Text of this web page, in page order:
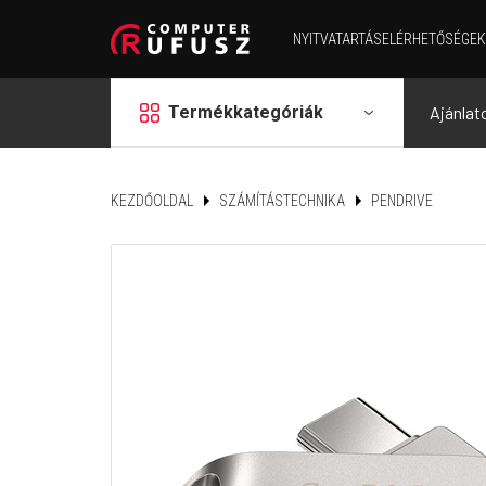
NYITVATARTÁSELÉRHETŐSÉGEK
grid Termékkategóriák
KEZDŐOLDAL SZÁMÍTÁSTECHNIKA PENDRIVE